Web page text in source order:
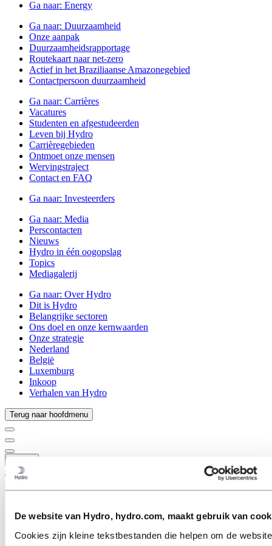
De website van Hydro, hydro.com, maakt gebruik van
Cookies zijn kleine tekstbestanden die helpen om de website
Ga naar: Energy
Ga naar: Duurzaamheid
Onze aanpak
Duurzaamheidsrapportage
Routekaart naar net-zero
Actief in het Braziliaanse Amazonegebied
Contactpersoon duurzaamheid
Ga naar: Carrières
Vacatures
Studenten en afgestudeerden
Leven bij Hydro
Carrièregebieden
Ontmoet onze mensen
Wervingstraject
Contact en FAQ
Ga naar: Investeerders
Ga naar: Media
Perscontacten
Nieuws
Hydro in één oogopslag
Topics
Mediagalerij
Ga naar: Over Hydro
Dit is Hydro
Belangrijke sectoren
Ons doel en onze kernwaarden
Onze strategie
Nederland
België
Luxemburg
Inkoop
Verhalen van Hydro
Terug naar hoofdmenu